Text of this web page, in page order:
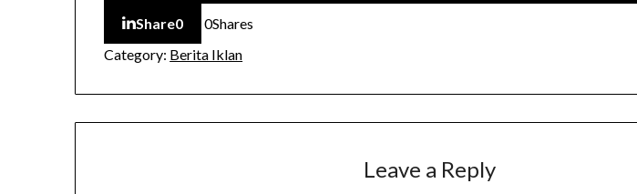
Share0 0Shares
Category: Berita Iklan
Leave a Reply